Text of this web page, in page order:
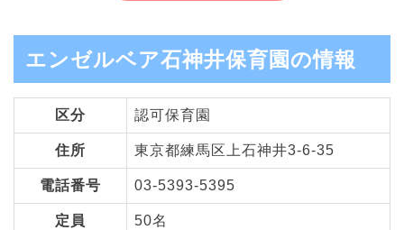
エンゼルベア石神井保育園の情報
区分 認可保育園
住所 東京都練馬区上石神井3-6-35
電話番号 03-5393-5395
定員 50名